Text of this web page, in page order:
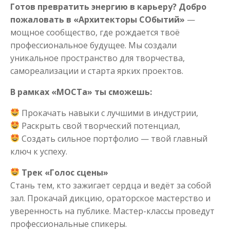
Готов превратить энергию в карьеру? Добро
пожаловать в «Архитекторы СОбытий» —
мощное сообщество, где рождается твоё
профессиональное будущее. Мы создали
уникальное пространство для творчества,
самореализации и старта ярких проектов.
В рамках «МОСТа» ты сможешь:
Прокачать навыки с лучшими в индустрии,
Раскрыть свой творческий потенциал,
Создать сильное портфолио — твой главный
ключ к успеху.
Трек «Голос сцены»
Стань тем, кто зажигает сердца и ведёт за собой
зал. Прокачай дикцию, ораторское мастерство и
уверенность на публике. Мастер-классы проведут
профессиональные спикеры.